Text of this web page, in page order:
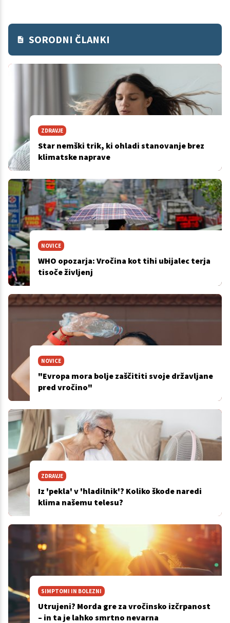
SORODNI ČLANKI
ZDRAVJE
Star nemški trik, ki ohladi stanovanje brez
klimatske naprave
NOVICE
WHO opozarja: Vročina kot tihi ubijalec terja
tisoče življenj
NOVICE
"Evropa mora bolje zaščititi svoje državljane
pred vročino"
ZDRAVJE
Iz 'pekla' v 'hladilnik'? Koliko škode naredi
klima našemu telesu?
SIMPTOMI IN BOLEZNI
Utrujeni? Morda gre za vročinsko izčrpanost
– in ta je lahko smrtno nevarna